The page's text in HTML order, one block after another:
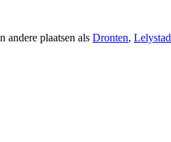
andere plaatsen als Dronten, Lelystad